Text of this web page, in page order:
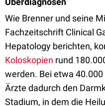
Wie Brenner und seine
Fachzeitschrift Clinical
Hepatology berichten,
Koloskopien rund
werden. Bei etwa
Ärzte dadurch den
Stadium, in dem die